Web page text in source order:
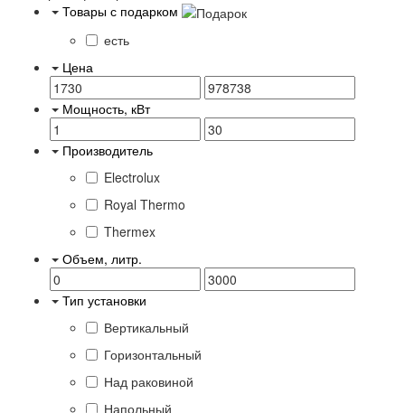
Товары с подарком
есть
Цена
Мощность, кВт
Производитель
Electrolux
Royal Thermo
Thermex
Объем, литр.
Тип установки
Вертикальный
Горизонтальный
Над раковиной
Напольный